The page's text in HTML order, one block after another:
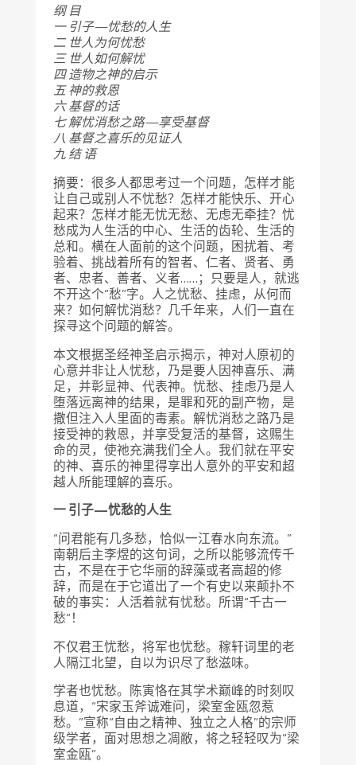
纲 目
一 引子—忧愁的人生
二 世人为何忧愁
三 世人如何解忧
四 造物之神的启示
五 神的救恩
六 基督的话
七 解忧消愁之路—享受基督
八 基督之喜乐的见证人
九 结 语
摘要：很多人都思考过一个问题，怎样才能
让自己或别人不忧愁？怎样才能快乐、开心
起来？怎样才能无忧无愁、无虑无牵挂？忧
愁成为人生活的中心、生活的齿轮、生活的
总和。横在人面前的这个问题，困扰着、考
验着、挑战着所有的智者、仁者、贤者、勇
者、忠者、善者、义者……；只要是人，就逃
不开这个“愁”字。人之忧愁、挂虑，从何而
来？如何解忧消愁？几千年来，人们一直在
探寻这个问题的解答。
本文根据圣经神圣启示揭示，神对人原初的
心意并非让人忧愁，乃是要人因神喜乐、满
足，并彰显神、代表神。忧愁、挂虑乃是人
堕落远离神的结果，是罪和死的副产物，是
撒但注入人里面的毒素。解忧消愁之路乃是
接受神的救恩，并享受复活的基督，这赐生
命的灵，使祂充满我们全人。我们就在平安
的神、喜乐的神里得享出人意外的平安和超
越人所能理解的喜乐。
一 引子—忧愁的人生
“问君能有几多愁，恰似一江春水向东流。”
南朝后主李煜的这句词，之所以能够流传千
古，不是在于它华丽的辞藻或者高超的修
辞，而是在于它道出了一个有史以来颠扑不
破的事实：人活着就有忧愁。所谓“千古一
愁”！
不仅君王忧愁，将军也忧愁。稼轩词里的老
人隔江北望，自以为识尽了愁滋味。
学者也忧愁。陈寅恪在其学术巅峰的时刻叹
息道，“宋家玉斧诚难问，梁室金瓯忽惹
愁。”宣称“自由之精神、独立之人格”的宗师
级学者，面对思想之凋敝，将之轻轻叹为“梁
室金瓯”。